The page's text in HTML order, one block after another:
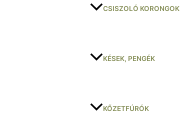
CSISZOLÓ KORONGOK
KÉSEK, PENGÉK
KŐZETFÚRÓK